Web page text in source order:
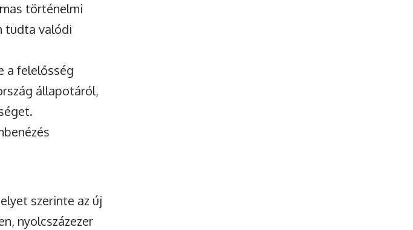
történelmi
tudta valódi
a felelősség
állapotáról,
szerinte az új
nyolcszázezer